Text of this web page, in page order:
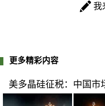
我
更多精彩内容
美多晶硅征税：中国市